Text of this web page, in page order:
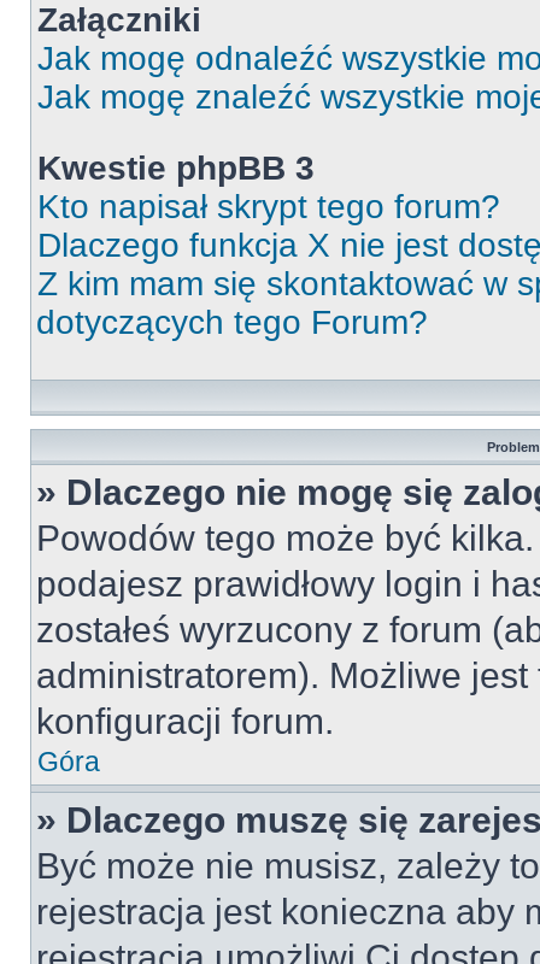
Załączniki
Jak mogę odnaleźć wszystkie
Jak mogę znaleźć wszystkie
Kwestie phpBB 3
Kto napisał skrypt tego forum?
Dlaczego funkcja X nie jest
Z kim mam się skontaktować w
dotyczących tego Forum?
» Dlaczego nie mogę się
Powodów tego może być
podajesz prawidłowy login i
zostałeś wyrzucony z forum
administratorem). Możliwe
konfiguracji forum.
Góra
» Dlaczego muszę się
Być może nie musisz, zależy
rejestracja jest konieczna aby